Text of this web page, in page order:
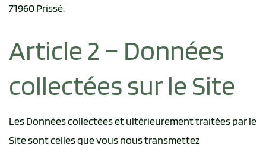
71960 Prissé.
Article 2 – Données
collectées sur le Site
Les Données collectées et ultérieurement traitées par le
Site sont celles que vous nous transmettez